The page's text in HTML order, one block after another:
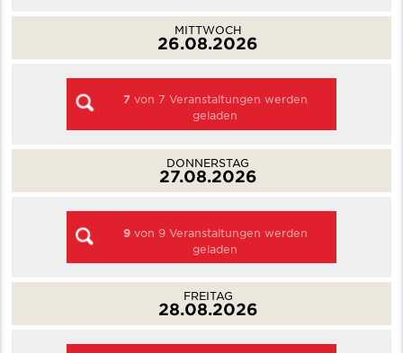
MITTWOCH
26.08.2026
7 von 7 Veranstaltungen werden
geladen
DONNERSTAG
27.08.2026
9 von 9Veranstaltungen werden
geladen
FREITAG
28.08.2026